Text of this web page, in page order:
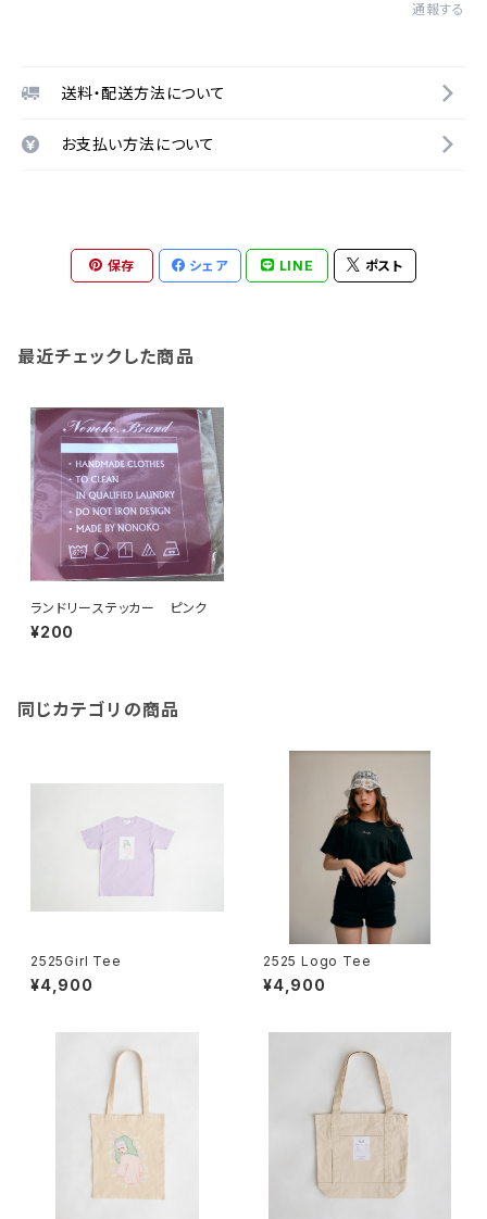
通報する
送料・配送方法について
お支払い方法について
保存 シェア LINE ポスト
最近チェックした商品
ランドリーステッカー ピンク
¥200
同じカテゴリの商品
2525Girl Tee
¥4,900
2525 Logo Tee
¥4,900